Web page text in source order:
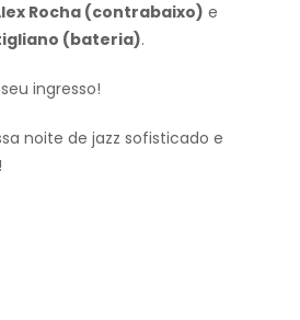
Rocha (contrabaixo) e
(bateria).
ingresso!
noite de jazz sofisticado e